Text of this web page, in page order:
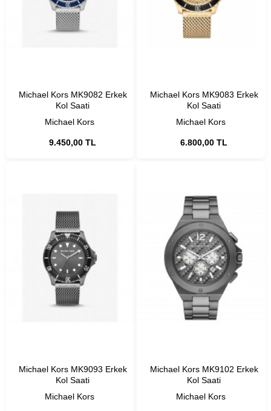
Michael Kors
Michael Kors MK9082 Erkek
Kol Saati
9.450,00 TL
Michael Kors
Michael Kors MK9083 Erkek
Kol Saati
6.800,00 TL
Michael Kors
Michael Kors MK9093 Erkek
Kol Saati
Michael Kors
Michael Kors MK9102 Erkek
Kol Saati